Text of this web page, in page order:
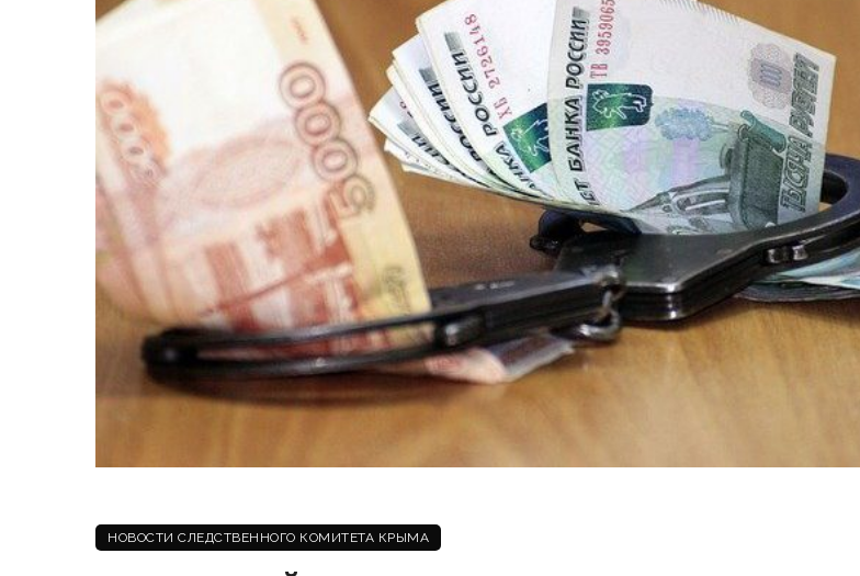
НОВОСТИ СЛЕДСТВЕННОГО КОМИТЕТА КРЫМА